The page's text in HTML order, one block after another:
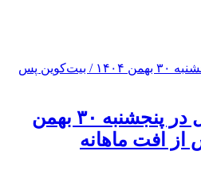
بازار ارزهای دیجیتال در پنجشنبه ۳۰ بهمن
از افت ماهانه